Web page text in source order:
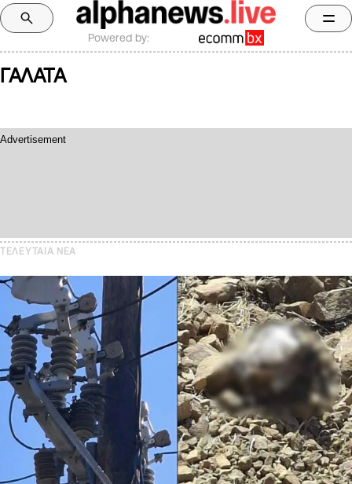
Powered by:
ΓΑΛΑΤΑ
ΤΕΛΕΥΤΑΙΑ NEA